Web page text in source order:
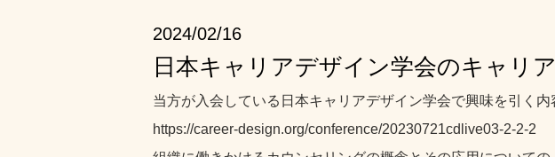
2024/02/16
日本キャリアデザイン学会のキャリ
当方が入会している日本キャリアデザイン学会で興味を引く
https://career-design.org/conference/20230721cdlive03-2-2-2